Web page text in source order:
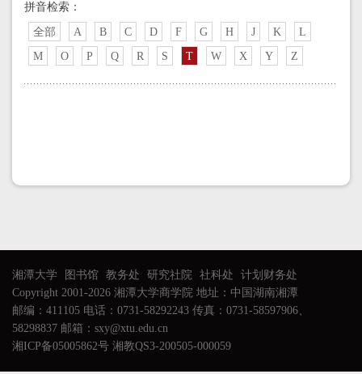
拼音检索：
全部 A B C D F G H J K
L
M
O P Q R S T W X Y Z
湘潭大学 图书馆 教务处 研究社院 社科处
计划财务处
Copyright 2001-2026 湘潭大学商学院 地址：中国湖南湘潭
邮编：411105 电话：0731-58292243 传真：0731-58597906、
58298837 邮箱：sxy@xtu.edu.cn
湘ICP备05005862号 湘教QS3-200505-000059